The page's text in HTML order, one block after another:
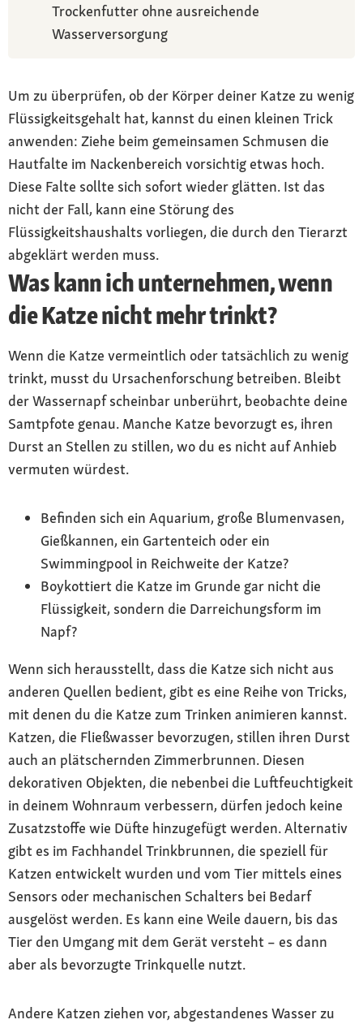
Trockenfutter ohne ausreichende
Wasserversorgung
Um zu überprüfen, ob der Körper deiner Katze zu wenig
Flüssigkeitsgehalt hat, kannst du einen kleinen Trick
anwenden: Ziehe beim gemeinsamen Schmusen die
Hautfalte im Nackenbereich vorsichtig etwas hoch.
Diese Falte sollte sich sofort wieder glätten. Ist das
nicht der Fall, kann eine Störung des
Flüssigkeitshaushalts vorliegen, die durch den Tierarzt
abgeklärt werden muss.
Was kann ich unternehmen, wenn
die Katze nicht mehr trinkt?
Wenn die Katze vermeintlich oder tatsächlich zu wenig
trinkt, musst du Ursachenforschung betreiben. Bleibt
der Wassernapf scheinbar unberührt, beobachte deine
Samtpfote genau. Manche Katze bevorzugt es, ihren
Durst an Stellen zu stillen, wo du es nicht auf Anhieb
vermuten würdest.
Befinden sich ein Aquarium, große Blumenvasen,
Gießkannen, ein Gartenteich oder ein
Swimmingpool in Reichweite der Katze?
Boykottiert die Katze im Grunde gar nicht die
Flüssigkeit, sondern die Darreichungsform im
Napf?
Wenn sich herausstellt, dass die Katze sich nicht aus
anderen Quellen bedient, gibt es eine Reihe von Tricks,
mit denen du die Katze zum Trinken animieren kannst.
Katzen, die Fließwasser bevorzugen, stillen ihren Durst
auch an plätschernden Zimmerbrunnen. Diesen
dekorativen Objekten, die nebenbei die Luftfeuchtigkeit
in deinem Wohnraum verbessern, dürfen jedoch keine
Zusatzstoffe wie Düfte hinzugefügt werden. Alternativ
gibt es im Fachhandel Trinkbrunnen, die speziell für
Katzen entwickelt wurden und vom Tier mittels eines
Sensors oder mechanischen Schalters bei Bedarf
ausgelöst werden. Es kann eine Weile dauern, bis das
Tier den Umgang mit dem Gerät versteht – es dann
aber als bevorzugte Trinkquelle nutzt.
Andere Katzen ziehen vor, abgestandenes Wasser zu